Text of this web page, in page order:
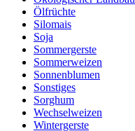
Ölfrüchte
Silomais
Soja
Sommergerste
Sommerweizen
Sonnenblumen
Sonstiges
Sorghum
Wechselweizen
Wintergerste